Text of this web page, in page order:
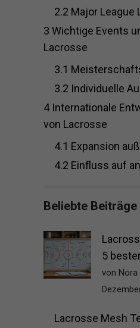
2.2 Major League
3 Wichtige Events
Lacrosse
3.1
3.2 Individuelle
4Internationale
von Lacrosse
4.1 Expansion
4.2 Einfluss auf
Beliebte Beiträge
5
von Nora
Lacrosse Mesh